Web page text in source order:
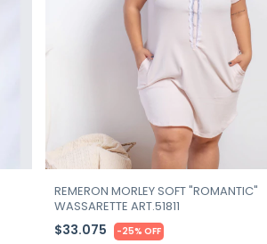
REMERON MORLEY SOFT "ROMANTIC"
WASSARETTE ART.51811
$33.075 -25% OFF